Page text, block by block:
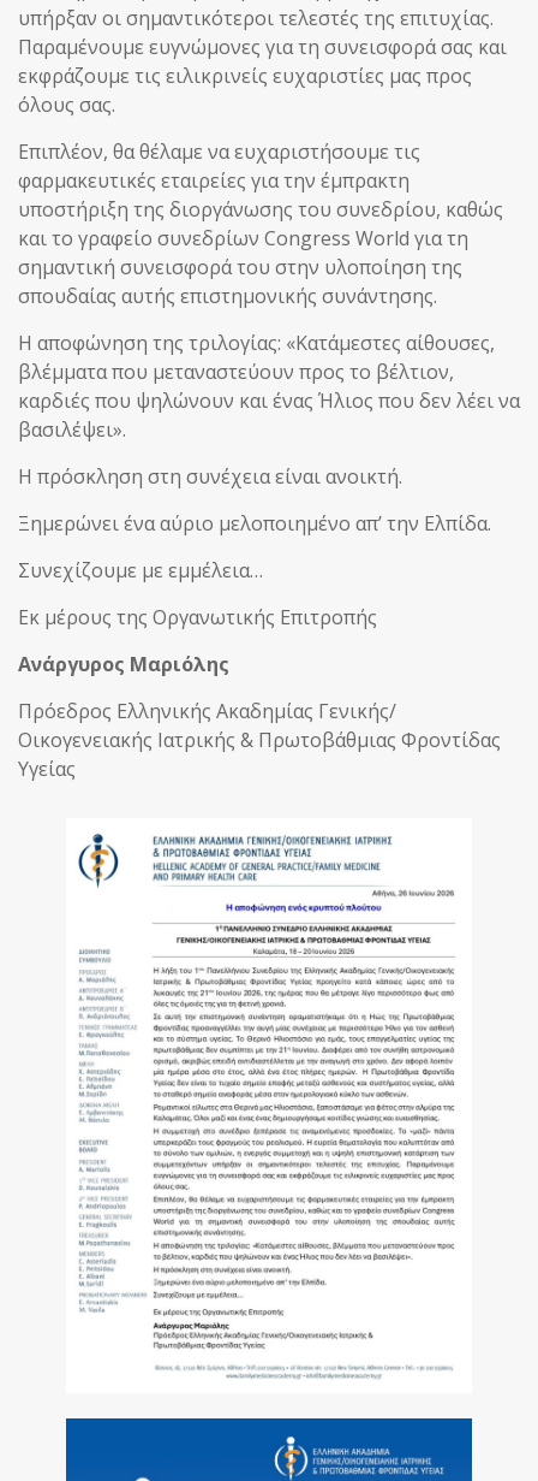
υπήρξαν οι σημαντικότεροι τελεστές της επιτυχίας.
Παραμένουμε ευγνώμονες για τη συνεισφορά σας και
εκφράζουμε τις ειλικρινείς ευχαριστίες μας προς
όλους σας.
Επιπλέον, θα θέλαμε να ευχαριστήσουμε τις
φαρμακευτικές εταιρείες για την έμπρακτη
υποστήριξη της διοργάνωσης του συνεδρίου, καθώς
και το γραφείο συνεδρίων Congress World για τη
σημαντική συνεισφορά του στην υλοποίηση της
σπουδαίας αυτής επιστημονικής συνάντησης.
Η αποφώνηση της τριλογίας: «Κατάμεστες αίθουσες,
βλέμματα που μεταναστεύουν προς το βέλτιον,
καρδιές που ψηλώνουν και ένας Ήλιος που δεν λέει να
βασιλέψει».
Η πρόσκληση στη συνέχεια είναι ανοικτή.
Ξημερώνει ένα αύριο μελοποιημένο απ’ την Ελπίδα.
Συνεχίζουμε με εμμέλεια…
Εκ μέρους της Οργανωτικής Επιτροπής
Ανάργυρος Μαριόλης
Πρόεδρος Ελληνικής Ακαδημίας Γενικής/
Οικογενειακής Ιατρικής & Πρωτοβάθμιας Φροντίδας
Υγείας